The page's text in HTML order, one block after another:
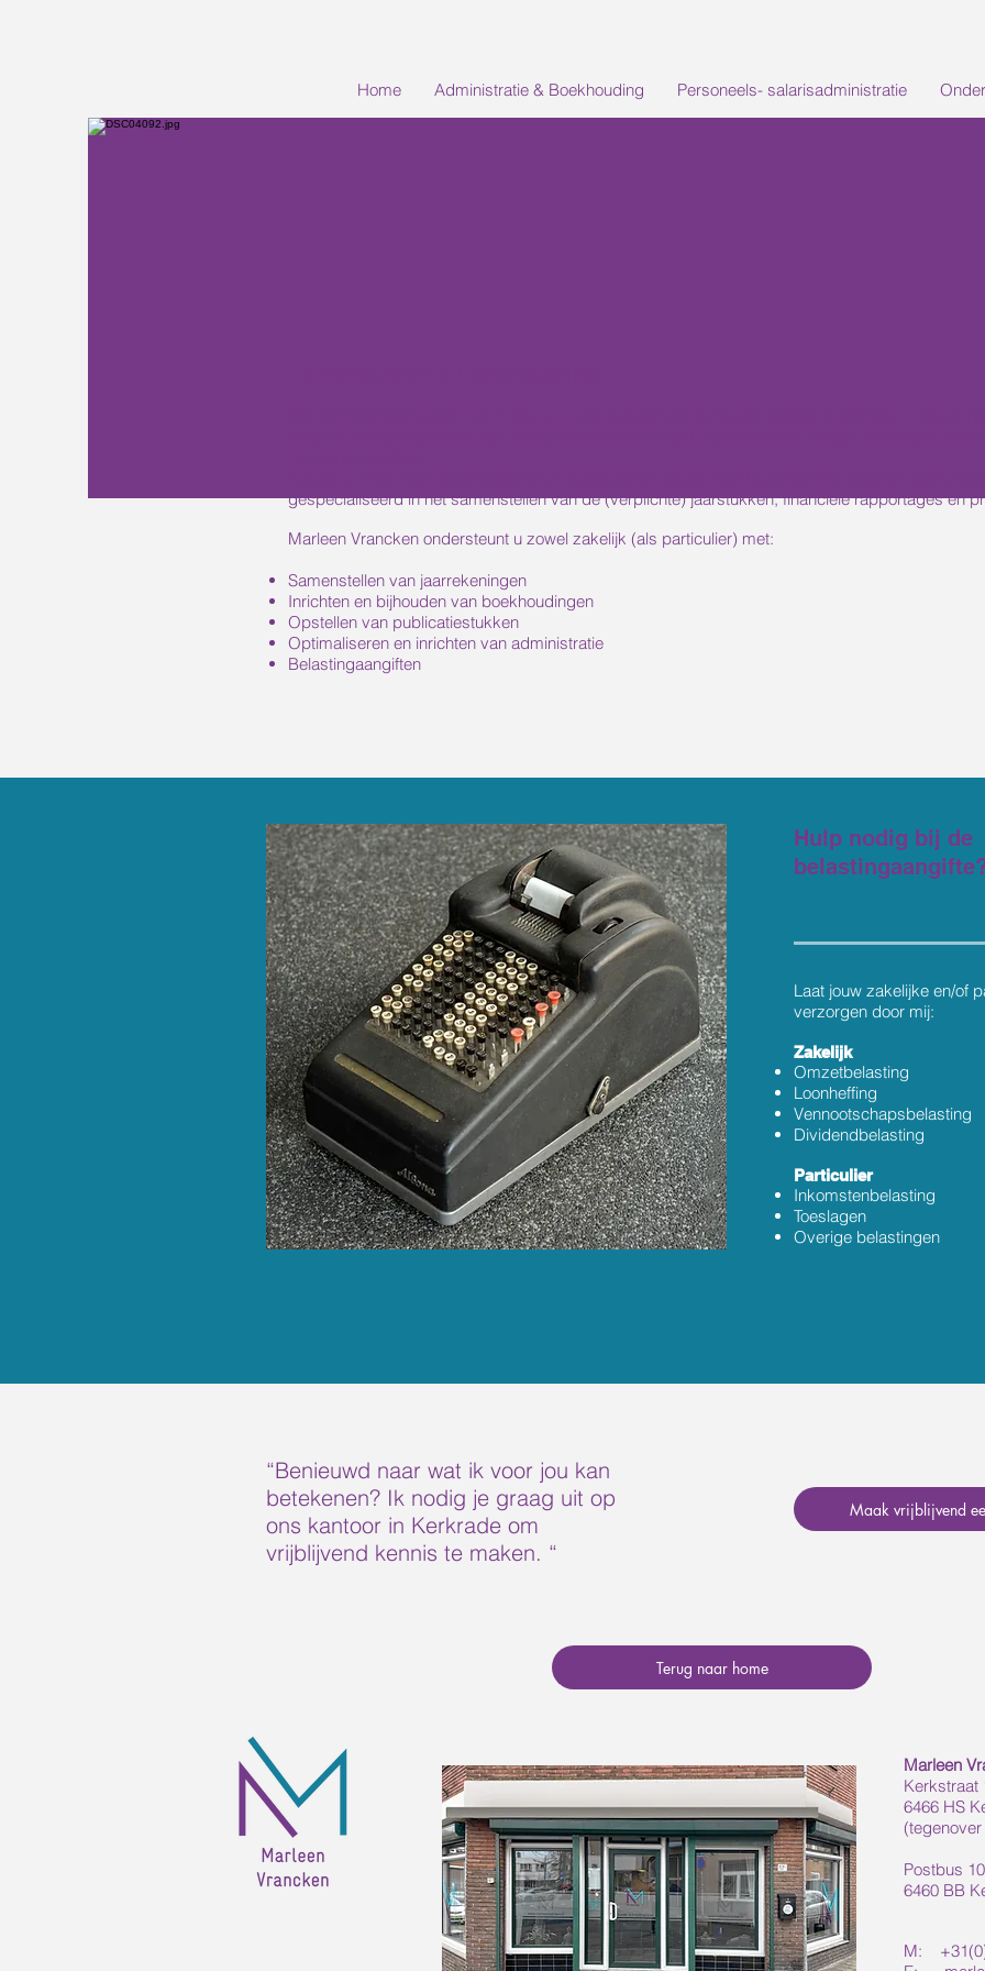
Home Administratie & Boekhouding Personeels- salarisadministratie
gespecialiseerd in het samenstellen van de (verplichte) jaarstukken, financiële rapportages en
Marleen Vrancken ondersteunt u zowel zakelijk (als particulier) met:
Samenstellen van jaarrekeningen
Inrichten en bijhouden van boekhoudingen
Opstellen van publicatiestukken
Optimaliseren en inrichten van administratie
Belastingaangiften
Hulp nodig bij de
Laat jouw zakelijke en/of
verzorgen door mij:
Zakelijk
Omzetbelasting
Loonheffing
Vennootschapsbelasting
Dividendbelasting
Particulier
Inkomstenbelasting
Toeslagen
Overige belastingen
“Benieuwd naar wat ik voor jou kan
betekenen? Ik nodig je graag uit op
ons kantoor in Kerkrade om
vrijblijvend kennis te maken. “
Maak vrijblijvend
Terug naar home
Marleen
Kerkstraat
6466 HS
Postbus
6460 BB
M: